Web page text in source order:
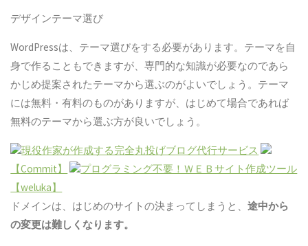
デザインテーマ選び
WordPressは、テーマ選びをする必要があります。テーマを自
身で作ることもできますが、専門的な知識が必要なのであら
かじめ提案されたテーマから選ぶのがよいでしょう。テーマ
には無料・有料のものがありますが、はじめて場合であれば
無料のテーマから選ぶ方が良いでしょう。
現役作家が作成する完全丸投げブログ代行サービス
【Commit】
プログラミング不要！ＷＥＢサイト作成ツール
【weluka】
ドメインは、はじめのサイトの決まってしまうと、途中から
の変更は難しくなります。